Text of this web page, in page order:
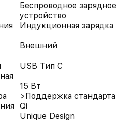
Беспроводное зарядное
устройство
Индукционная зарядка
Внешний
USB Тип C
15 Вт
>Поддержка стандарта
Qi
Unique Design